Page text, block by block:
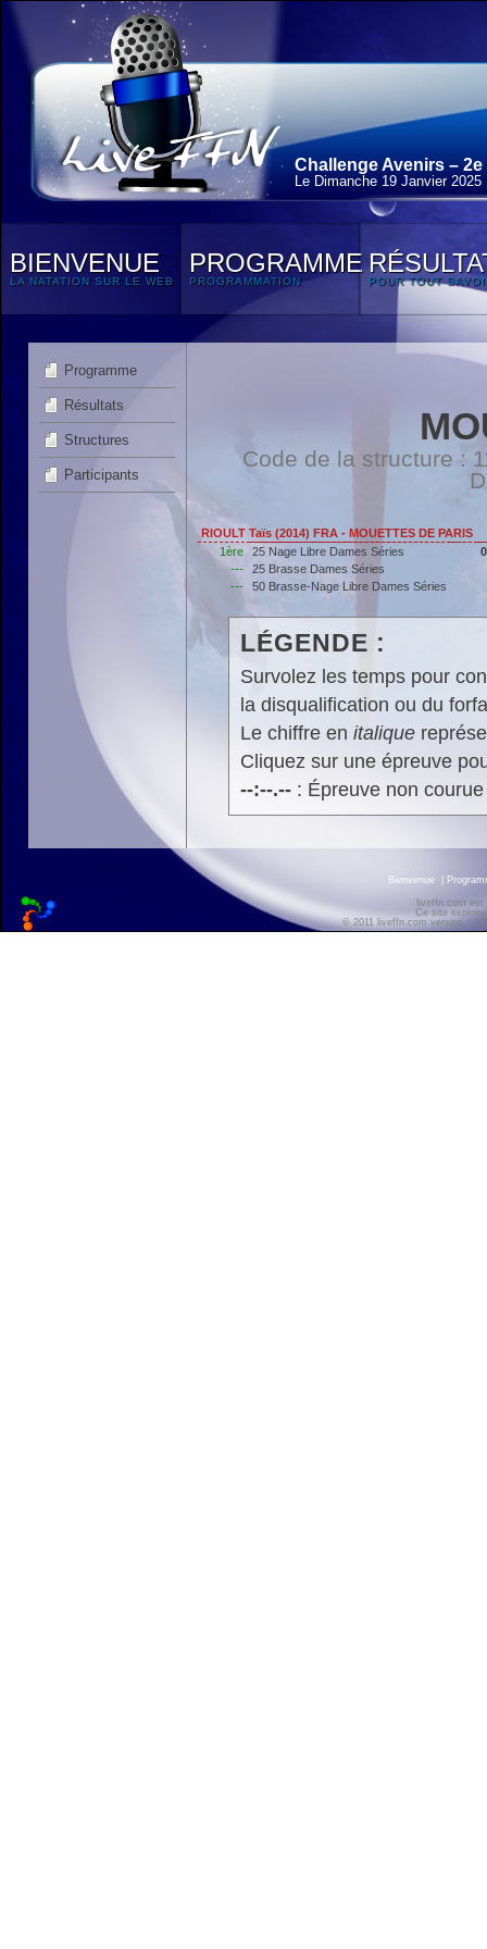
Challenge Avenirs – 2e
Le Dimanche 19 Janvier 2025
BIENVENUE
LA NATATION SUR LE WEB
PROGRAMME
PROGRAMMATION POUR TOUT
Programme
Résultats
Structures
Participants
Code de la structure :
RIOULT Taïs (2014) FRA - MOUETTES DE PARIS
1ère
25 Nage Libre Dames Séries
---
25 Brasse Dames Séries
---
50 Brasse-Nage Libre Dames Séries
LÉGENDE :
Survolez les temps pour
la disqualification ou du
Le chiffre en italique
Cliquez sur une épreuve
--:--.--: Épreuve non
Bienvenue
liveffn.com est
Ce site
© 2011 liveffn.com version :